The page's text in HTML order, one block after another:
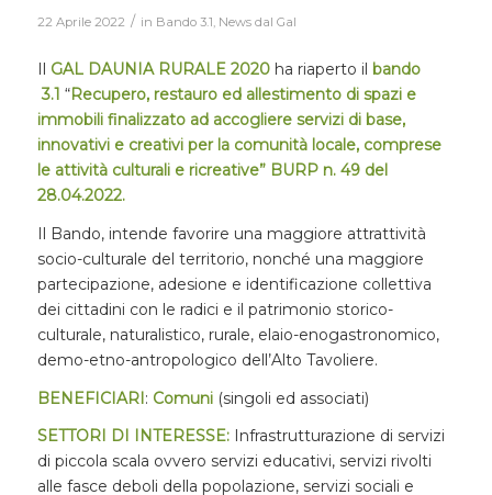
22 Aprile 2022 / in Bando 3.1, News dal Gal
Il GAL DAUNIA RURALE 2020ha riaperto il bando
3.1 “Recupero, restauro ed allestimento di spazi e
immobili finalizzato ad accogliere servizi di base,
innovativi e creativi per la comunità locale, comprese
le attività culturali e ricreative” BURP n. 49 del
28.04.2022.
Il Bando, intende favorire una maggiore attrattività
socio-culturale del territorio, nonché una maggiore
partecipazione, adesione e identificazione collettiva
dei cittadini con le radici e il patrimonio storico-
culturale, naturalistico, rurale, elaio-enogastronomico,
demo-etno-antropologico dell’Alto Tavoliere.
BENEFICIARI: Comuni(singoli ed associati)
SETTORI DI INTERESSE: Infrastrutturazione di servizi
di piccola scala ovvero servizi educativi, servizi rivolti
alle fasce deboli della popolazione, servizi sociali e